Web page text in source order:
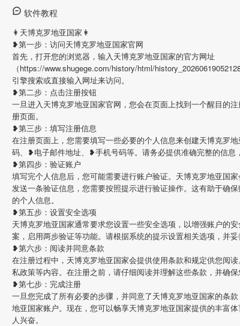
软件教程
👩天博克罗地亚国家👩
❥第一步：访问天博克罗地亚国家官网
首先，打开您的浏览器，输入天博克罗地亚国家的官方网址
（https://www.shugege.com/history/html/
引擎搜索或直接输入网址来访问。
❥第二步：点击注册按钮
一旦进入天博克罗地亚国家官网，您会在页面上找到一个醒目的
册页面。
❥第三步：填写注册信息
在注册页面上，您需要填写一些必要的个人信息来创建天博克罗
码、❥电子邮件地址、❥手机号码等。请务必提供准确完整的信息
❥第四步：验证账户
填写完个人信息后，您可能需要进行账户验证。天博克罗地亚国
发送一条验证信息，您需要按照提示进行验证操作。这有助于确
的个人信息。
❥第五步：设置安全选项
天博克罗地亚国家通常要求您设置一些安全选项，以增强账户的
案，启用两步验证等功能。请根据系统的提示设置相关选项，并妥
❥第六步：阅读并同意条款
在注册过程中，天博克罗地亚国家会提供使用条款和规定供您阅
私政策等内容。在注册之前，请仔细阅读并理解这些条款，并确保
❥第七步：完成注册
一旦您完成了所有必要的步骤，并同意了天博克罗地亚国家的条
地亚国家账户。现在，您可以畅享天博克罗地亚国家提供的丰富
人兴奋。